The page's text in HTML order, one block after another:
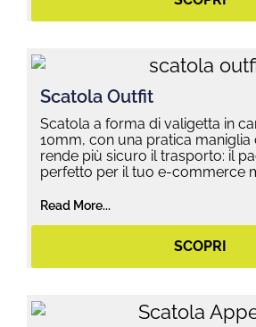
Scatola Outfit
Scatola a forma di valigetta in
10mm, con una pratica maniglia
rende più sicuro il trasporto: il
perfetto per il tuo e-commerce
Read More...
SCOPRI